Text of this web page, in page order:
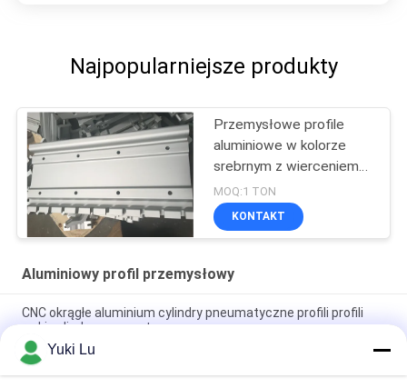
Najpopularniejsze produkty
Przemysłowe profile
aluminiowe w kolorze
srebrnym z wierceniem
CNC
MOQ:1 TON
KONTAKT
Aluminiowy profil przemysłowy
CNC okrągłe aluminium cylindry pneumatyczne profili profili
rurki cylindry pneumatyczne
Kwadratowy kształt Wysokiej jakości aluminiowe profile
wytłaczane do drzwi / okien
Yuki Lu